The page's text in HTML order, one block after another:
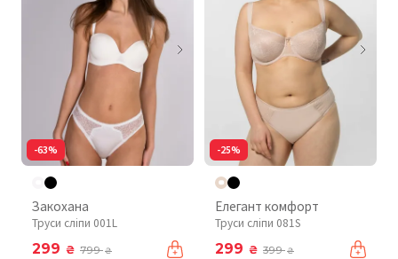
-63%
Закохана
Труси сліпи 001L
299 ₴ 799₴
-25%
Елегант комфорт
Труси сліпи 081S
299 ₴ 399₴